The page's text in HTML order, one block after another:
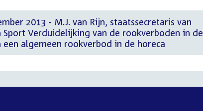
2013 - M.J. van Rijn, staatssecretaris van
Verduidelijking van de rookverboden in de
algemeen rookverbod in de horeca